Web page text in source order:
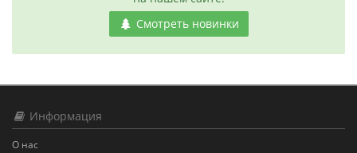
Смотреть новинки
Информация
О нас